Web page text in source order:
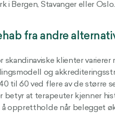
i Bergen, Stavanger eller Oslo.
fra andre
skandinaviske klienter
og
til 60 ved flere av de større
betyr at terapeuter kjenner
å opprettholde når belegget